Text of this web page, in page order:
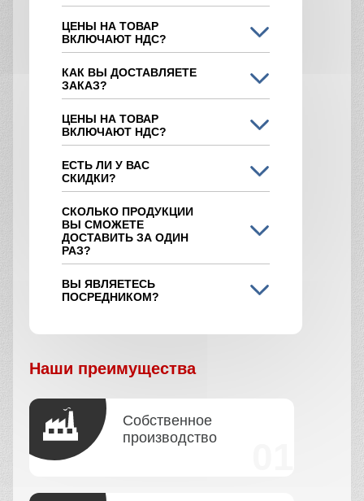
ЦЕНЫ НА ТОВАР
ВКЛЮЧАЮТ НДС?
КАК ВЫ ДОСТАВЛЯЕТЕ
ЗАКАЗ?
ЦЕНЫ НА ТОВАР
ВКЛЮЧАЮТ НДС?
ЕСТЬ ЛИ У ВАС
СКИДКИ?
СКОЛЬКО ПРОДУКЦИИ
ВЫ СМОЖЕТЕ
ДОСТАВИТЬ ЗА ОДИН
РАЗ?
ВЫ ЯВЛЯЕТЕСЬ
ПОСРЕДНИКОМ?
Наши преимущества
Собственное
производство